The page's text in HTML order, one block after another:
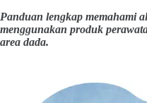
Panduan lengkap memahami
menggunakan produk
area dada.